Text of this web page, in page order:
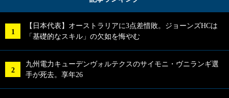
【日本代表】オーストラリアに3点差惜敗。ジョーンズHCは
「基礎的なスキル」の欠如を悔やむ
九州電力キューデンヴォルテクスのサイモニ・ヴニランギ選
手が死去。享年26